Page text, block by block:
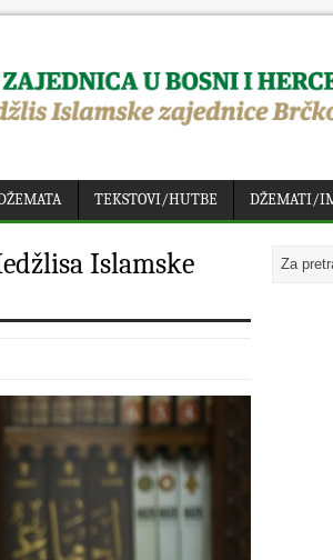
TEKSTOVI/HUTBE DŽEMATI/
Islamske